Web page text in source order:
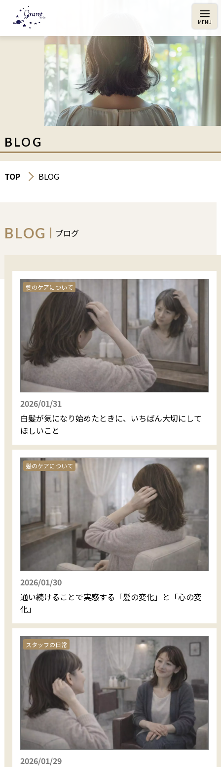
エイジングヘッドスパ
エイジング髪質改善
BLOG
TOP BLOG
BLOG ブログ
髪のケアについて
2026/01/31
白髪が気になり始めたときに、いちばん大切にして
ほしいこと
髪のケアについて
2026/01/30
通い続けることで実感する「髪の変化」と「心の変
化」
スタッフの日常
2026/01/29